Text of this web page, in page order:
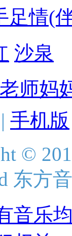
足情(
沙泉
师妈
| 手机版
©
东方
音乐